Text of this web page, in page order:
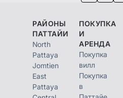
РАЙОНЫ
ПАТТАЙИ
North
Pattaya
Jomtien
East
Pattaya
ПОКУПКА
И
АРЕНДА
Покупка
вилл
Покупка
в